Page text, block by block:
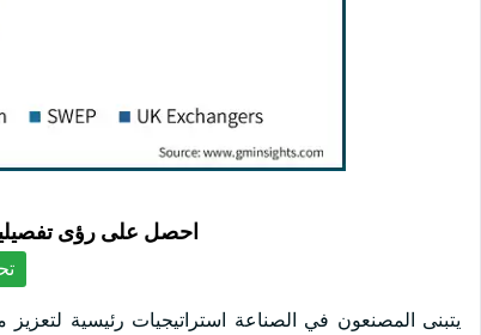
احصل على رؤى
يتبنى المصنعون في الصناعة استراتيجيات رئيسية لتعزيز